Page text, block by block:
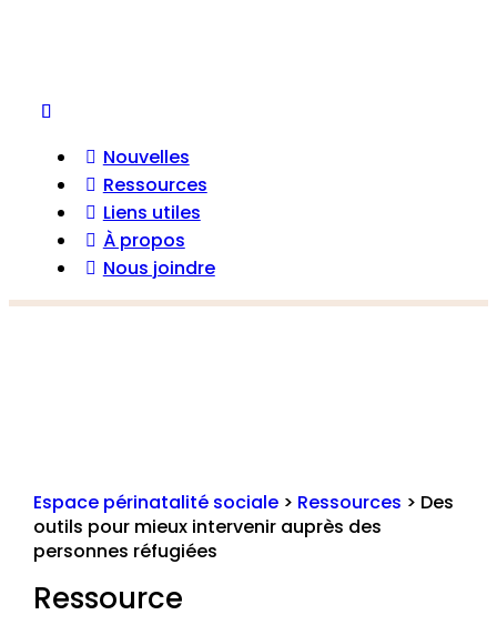
Nouvelles
Ressources
Liens utiles
À propos
Nous joindre
Espace périnatalité sociale > Ressources > Des
outils pour mieux intervenir auprès des
personnes réfugiées
Ressource